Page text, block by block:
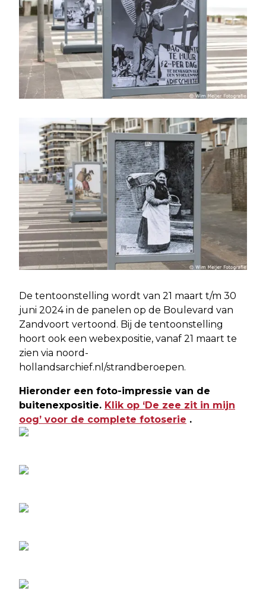
De tentoonstelling wordt van 21 maart t/m 30
juni 2024 in de panelen op de Boulevard van
Zandvoort vertoond. Bij de tentoonstelling
hoort ook een webexpositie, vanaf 21 maart te
zien via noord-
hollandsarchief.nl/strandberoepen.
Hieronder een foto-impressie van de
buitenexpositie. Klik op ‘De zee zit in mijn
oog’ voor de complete fotoserie .